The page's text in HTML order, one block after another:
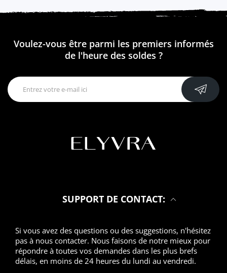
Voulez-vous être parmi les premiers informés
de l'heure des soldes ?
SUPPORT DE CONTACT:
Si vous avez des questions ou des suggestions, n'hésitez
pas à nous contacter. Nous faisons de notre mieux pour
répondre à toutes vos demandes dans les plus brefs
délais, en moins de 24 heures du lundi au vendredi.